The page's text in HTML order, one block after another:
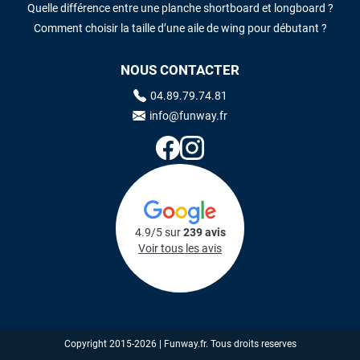
Quelle différence entre une planche shortboard et longboard ?
Comment choisir la taille d’une aile de wing pour débutant ?
NOUS CONTACTER
04.89.79.74.81
info@funway.fr
4.9/5 sur239 avis
Voir tous les avis
Copyright 2015-2026 | Funway.fr. Tous droits reserves